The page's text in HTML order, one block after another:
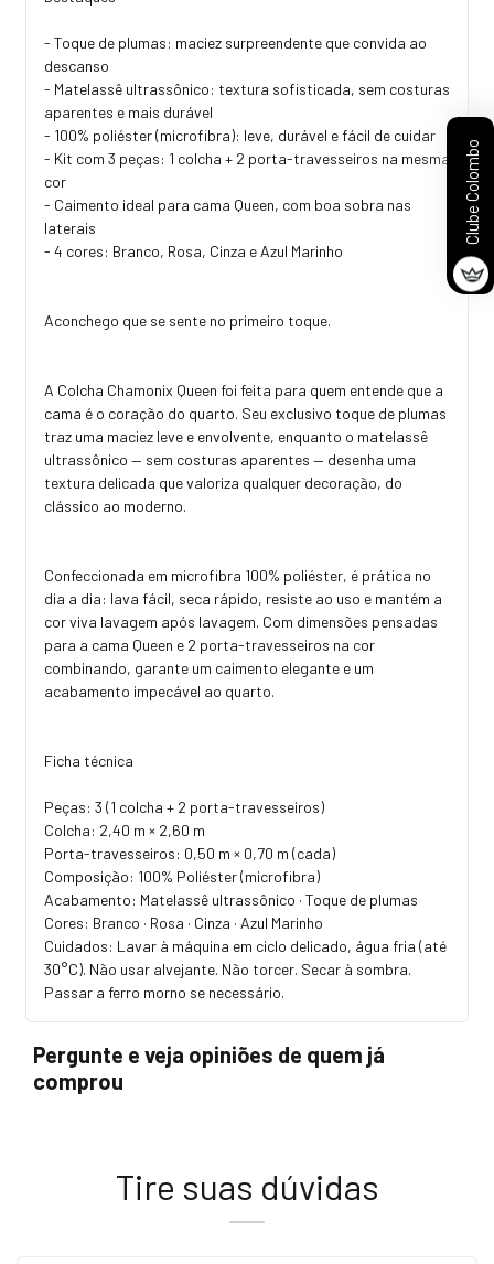
- Toque de plumas: maciez surpreendente que convida ao
descanso
- Matelassê ultrassônico: textura sofisticada, sem costuras
aparentes e mais durável
- 100% poliéster (microfibra): leve, durável e fácil de cuidar
- Kit com 3 peças: 1 colcha + 2 porta-travesseiros na mesma
cor
- Caimento ideal para cama Queen, com boa sobra nas
laterais
- 4 cores: Branco, Rosa, Cinza e Azul Marinho
Aconchego que se sente no primeiro toque.
A Colcha Chamonix Queen foi feita para quem entende que a
cama é o coração do quarto. Seu exclusivo toque de plumas
traz uma maciez leve e envolvente, enquanto o matelassê
ultrassônico — sem costuras aparentes — desenha uma
textura delicada que valoriza qualquer decoração, do
clássico ao moderno.
Confeccionada em microfibra 100% poliéster, é prática no
dia a dia: lava fácil, seca rápido, resiste ao uso e mantém a
cor viva lavagem após lavagem. Com dimensões pensadas
para a cama Queen e 2 porta-travesseiros na cor
combinando, garante um caimento elegante e um
acabamento impecável ao quarto.
Ficha técnica
Peças: 3 (1 colcha + 2 porta-travesseiros)
Colcha: 2,40 m × 2,60 m
Porta-travesseiros: 0,50 m × 0,70 m (cada)
Composição: 100% Poliéster (microfibra)
Acabamento: Matelassê ultrassônico · Toque de plumas
Cores: Branco · Rosa · Cinza · Azul Marinho
Cuidados: Lavar à máquina em ciclo delicado, água fria (até
30°C). Não usar alvejante. Não torcer. Secar à sombra.
Passar a ferro morno se necessário.
Pergunte e veja opiniões de quem já
comprou
Tire suas dúvidas
Clube Colombo